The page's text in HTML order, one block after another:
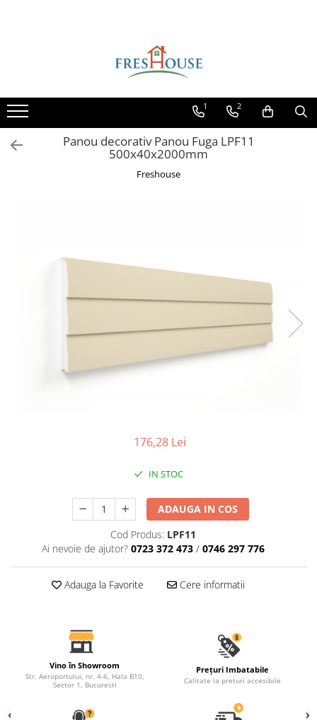
Profile decorative de exterior
Ancadramente Fereastra
Solbancuri Fereastra
Brâuri de exterior
Coloane de exterior
Profile decorative de interior
Cornișe de interior
Cornișe din poliuretan
Brâuri HARDEC
Pilaștri de interior
Coloane de interior
Capiteluri coloane
Inele coloane
Inele coloane
Piedestaluri coloane
Trunchiuri coloane
1 2
Panou decorativ Panou Fuga LPF11
500x40x2000mm
Freshouse
176,28 Lei
IN STOC
ADAUGA IN COS
Cod Produs: LPF11
Ai nevoie de ajutor? 0723 372 473 / 0746 297 776
Adauga la Favorite Cere informatii
Vino în Showroom
Str. Aeroportului, nr. 4-6, Hala B10,
Sector 1, Bucuresti
Prețuri Imbatabile
Calitate la preturi accesibile